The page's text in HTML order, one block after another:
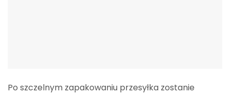
Po szczelnym zapakowaniu przesyłka zostanie